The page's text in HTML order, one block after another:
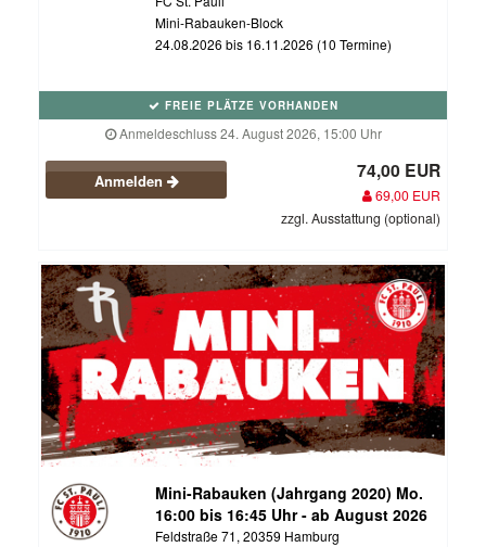
Mini-Rabauken-Block
24.08.2026 bis 16.11.2026 (10 Termine)
FREIE PLÄTZE VORHANDEN
Anmeldeschluss 24. August 2026, 15:00 Uhr
Anmelden 74,00 EUR
69,00 EUR
zzgl. Ausstattung (optional)
Mini-Rabauken (Jahrgang 2020) Mo.
16:00 bis 16:45 Uhr - ab August 2026
Feldstraße 71, 20359 Hamburg